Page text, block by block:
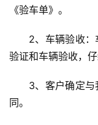
《验车单》。
2、车辆验收
验证和车辆验收，
3、客户确定
同。